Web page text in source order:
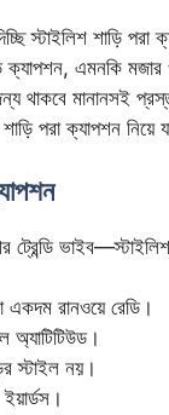
স্টাইলিশ শাড়ি
ক্যাপশন, এমনকি মজার
থাকবে মানানসই
পরা ক্যাপশন নিয়ে
ভাইব—স্টাইলিশ
রানওয়ে রেডি।
অ্যাটিটিউড।
স্টাইল নয়।
ইয়ার্ডস।